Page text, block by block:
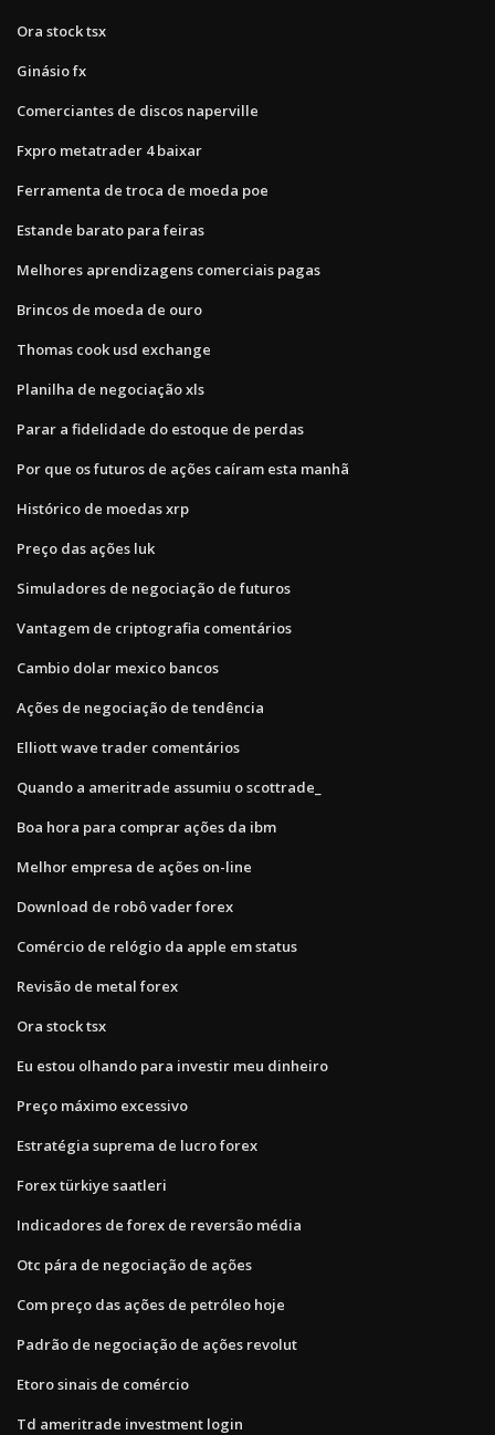
Ora stock tsx
Ginásio fx
Comerciantes de discos naperville
Fxpro metatrader 4 baixar
Ferramenta de troca de moeda poe
Estande barato para feiras
Melhores aprendizagens comerciais pagas
Brincos de moeda de ouro
Thomas cook usd exchange
Planilha de negociação xls
Parar a fidelidade do estoque de perdas
Por que os futuros de ações caíram esta manhã
Histórico de moedas xrp
Preço das ações luk
Simuladores de negociação de futuros
Vantagem de criptografia comentários
Cambio dolar mexico bancos
Ações de negociação de tendência
Elliott wave trader comentários
Quando a ameritrade assumiu o scottrade_
Boa hora para comprar ações da ibm
Melhor empresa de ações on-line
Download de robô vader forex
Comércio de relógio da apple em status
Revisão de metal forex
Ora stock tsx
Eu estou olhando para investir meu dinheiro
Preço máximo excessivo
Estratégia suprema de lucro forex
Forex türkiye saatleri
Indicadores de forex de reversão média
Otc pára de negociação de ações
Com preço das ações de petróleo hoje
Padrão de negociação de ações revolut
Etoro sinais de comércio
Td ameritrade investment login